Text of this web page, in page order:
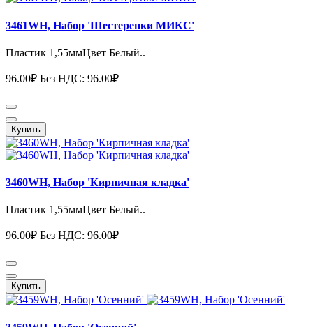
3461WH, Набор 'Шестеренки МИКС'
Пластик 1,55ммЦвет Белый..
96.00₽ Без НДС: 96.00₽
Купить
3460WH, Набор 'Кирпичная кладка'
Пластик 1,55ммЦвет Белый..
96.00₽ Без НДС: 96.00₽
Купить